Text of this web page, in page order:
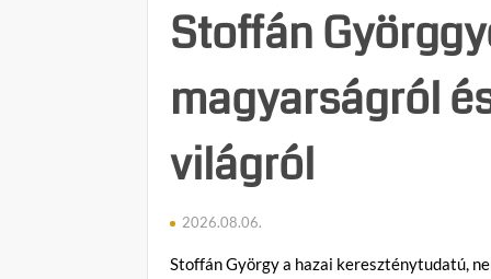
Stoffán
magyarságról
világról
2026.08.06.
Stoffán György a hazai kereszténytudatú,